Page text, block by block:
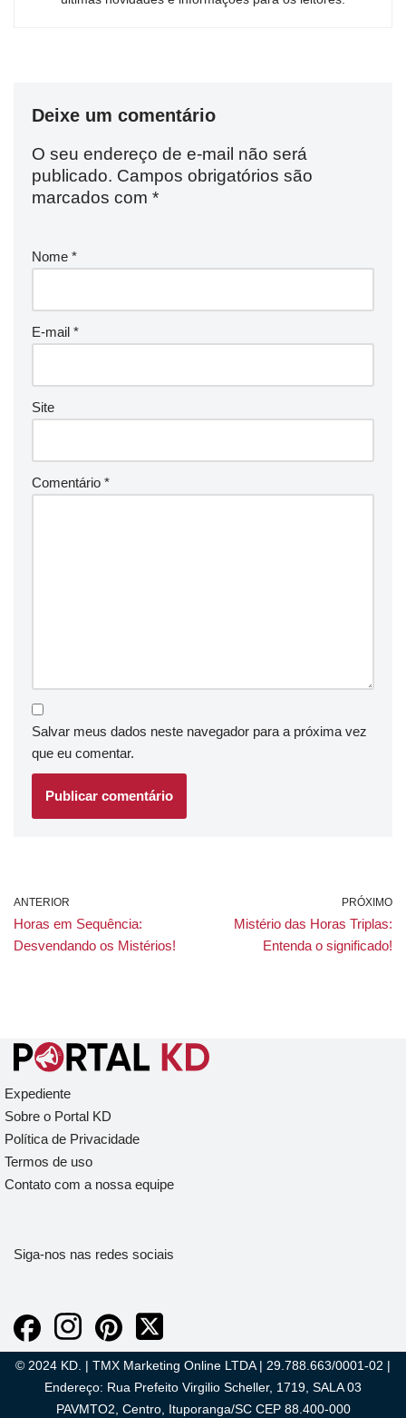
Deixe um comentário
O seu endereço de e-mail não será
publicado. Campos obrigatórios são
marcados com *
Nome *
E-mail *
Site
Comentário *
Salvar meus dados neste navegador para a próxima vez
que eu comentar.
ANTERIOR
Horas em Sequência:
Desvendando os Mistérios!
PRÓXIMO
Mistério das Horas Triplas:
Entenda o significado!
Expediente
Sobre o Portal KD
Política de Privacidade
Termos de uso
Contato com a nossa equipe
Siga-nos nas redes sociais
© 2024 KD. | TMX Marketing Online LTDA | 29.788.663/0001-02 |
Endereço: Rua Prefeito Virgilio Scheller, 1719, SALA 03
PAVMTO2, Centro, Ituporanga/SC CEP 88.400-000